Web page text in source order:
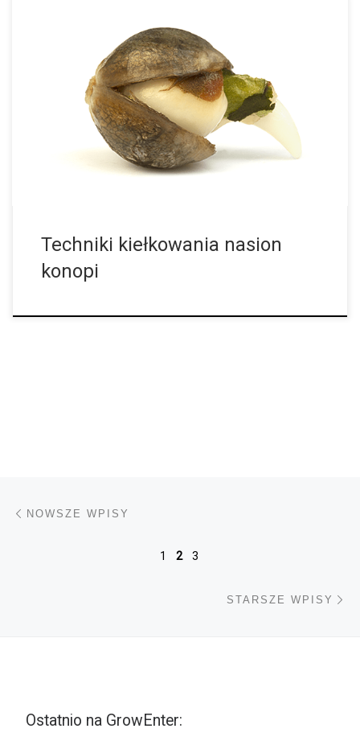
W gruncie rzeczy istnieją dwie techniki, które często używane są
do kiełkowania nasion konopi indyjskich. A. NA MOKREJ
CHUSTECZCE Zamocz dwie papierowe chusteczki i włóż
między nie swoje nasionka konopi. […]
Techniki kiełkowania nasion
konopi
Nawigacja po wpisach
NOWSZE WPISY
1 2 3
STARSZE WPISY
Ostatnio na GrowEnter: